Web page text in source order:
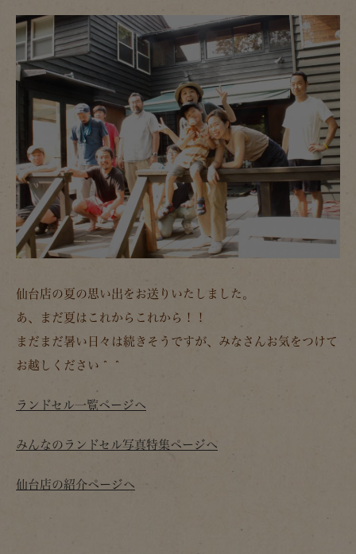
仙台店の夏の思い出をお送りいたしました。
あ、まだ夏はこれからこれから！！
まだまだ暑い日々は続きそうですが、みなさんお気をつけて
お越しください＾＾
ランドセル一覧ページへ
みんなのランドセル写真特集ページへ
仙台店の紹介ページへ